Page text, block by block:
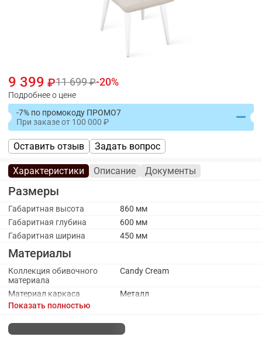
9 399 11 699 20
Подробнее о цене
-7% по промокоду ПРОМО7
При заказеот 100 000
Оставить отзыв Задать вопрос
Характеристики Описание Документы
Размеры
Габаритная высота
860 мм
Габаритная глубина
600 мм
Габаритная ширина
450 мм
Материалы
Коллекция обивочного
материала
Candy Cream
Материал каркаса
Металл
Материал ножек/опоры
Показать полностью